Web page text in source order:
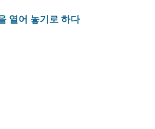
열어 놓기로 하다